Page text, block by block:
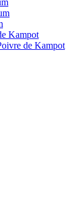
Kampot
de Kampot